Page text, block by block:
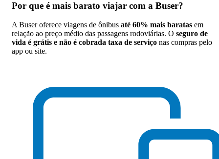
Por que é mais barato viajar com a Buser?
A Buser oferece viagens de ônibus até 60% mais baratas em
relação ao preço médio das passagens rodoviárias. O seguro de
vida é grátis e não é cobrada taxa de serviço nas compras pelo
app ou site.